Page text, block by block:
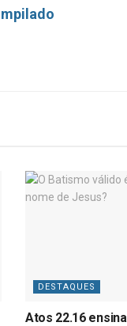
DESTAQUES
Atos 22.16